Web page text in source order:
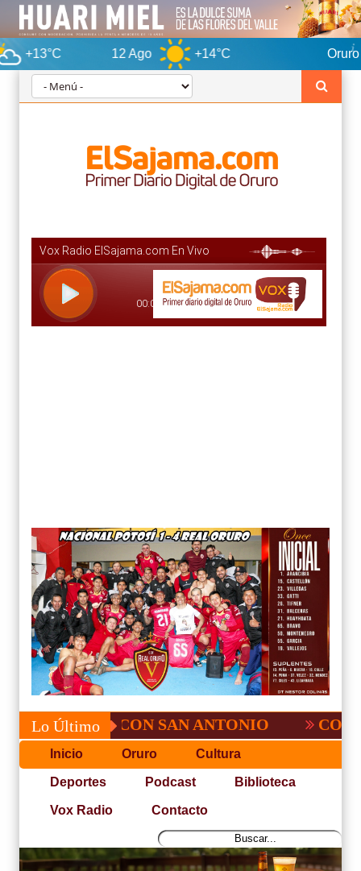
12 Ago +14°C
Lo Último
CON SAN ANTONIO COPA
Inicio Oruro Cultura
Deportes Podcast Biblioteca
Vox Radio Contacto